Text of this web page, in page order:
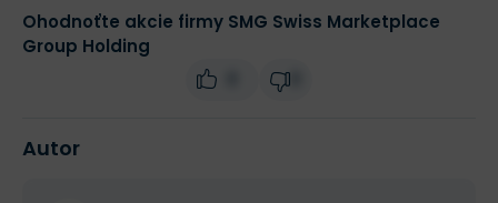
Ohodnoťte akcie firmy SMG Swiss Marketplace
Group Holding
Autor